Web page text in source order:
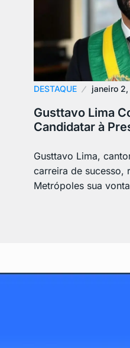
DESTAQUE janeiro
Gusttavo Lima
Candidatar à
Gusttavo Lima,
carreira de sucesso,
Metrópoles sua